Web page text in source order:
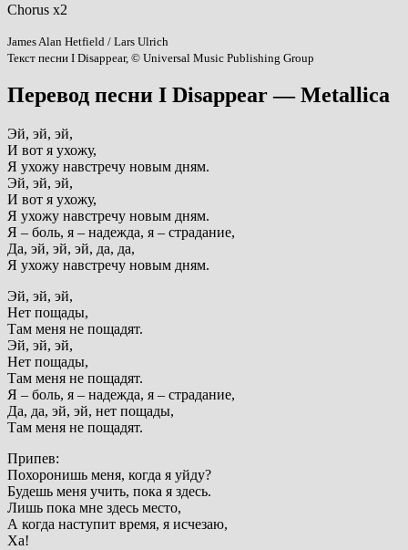
Chorus x2
James Alan Hetfield / Lars Ulrich
Текст песни I Disappear, © Universal Music Publishing Group
Перевод песни I Disappear — Metallica
Эй, эй, эй,
И вот я ухожу,
Я ухожу навстречу новым дням.
Эй, эй, эй,
И вот я ухожу,
Я ухожу навстречу новым дням.
Я – боль, я – надежда, я – страдание,
Да, эй, эй, эй, да, да,
Я ухожу навстречу новым дням.
Эй, эй, эй,
Нет пощады,
Там меня не пощадят.
Эй, эй, эй,
Нет пощады,
Там меня не пощадят.
Я – боль, я – надежда, я – страдание,
Да, да, эй, эй, нет пощады,
Там меня не пощадят.
Припев:
Похоронишь меня, когда я уйду?
Будешь меня учить, пока я здесь.
Лишь пока мне здесь место,
А когда наступит время, я исчезаю,
Ха!